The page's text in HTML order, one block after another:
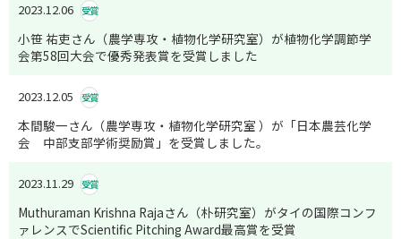
2023.12.06 受賞
小笹 祐吏さん（農学専攻・植物化学研究室）が植物化学調節学
会第58回大会で優秀発表賞を受賞しました
2023.12.05 受賞
本間駿一さん（農学専攻・植物化学研究室 ）が「日本農芸化学
会 中部支部学術奨励賞」を受賞しました。
2023.11.29 受賞
Muthuraman Krishna Rajaさん（朴研究室）がタイの国際コンフ
ァレンスでScientific Pitching Award最高賞を受賞